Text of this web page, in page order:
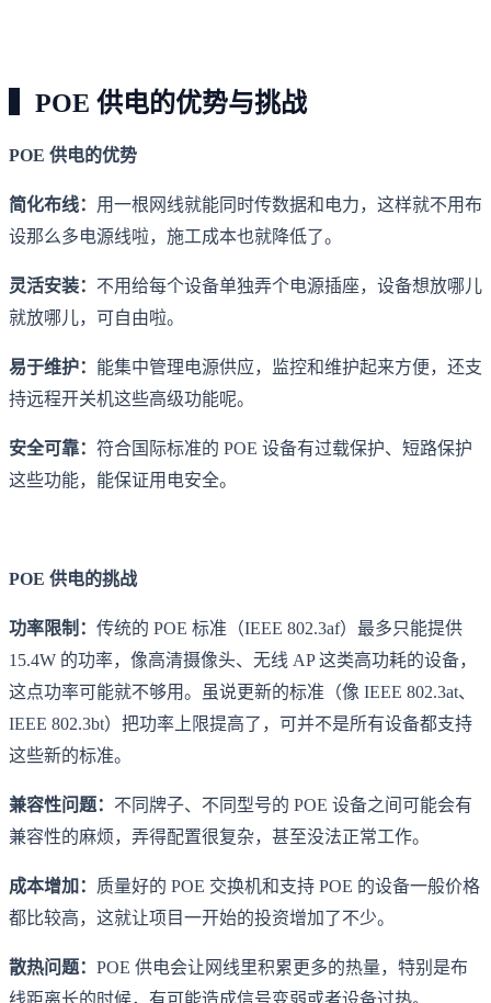
▍POE 供电的优势与挑战
POE 供电的优势
简化布线： 用一根网线就能同时传数据和电力，这样就不用布
设那么多电源线啦，施工成本也就降低了。
灵活安装： 不用给每个设备单独弄个电源插座，设备想放哪儿
就放哪儿，可自由啦。
易于维护： 能集中管理电源供应，监控和维护起来方便，还支
持远程开关机这些高级功能呢。
安全可靠： 符合国际标准的 POE 设备有过载保护、短路保护
这些功能，能保证用电安全。
POE 供电的挑战
功率限制： 传统的 POE 标准（IEEE 802.3af）最多只能提供
15.4W 的功率，像高清摄像头、无线 AP 这类高功耗的设备，
这点功率可能就不够用。虽说更新的标准（像 IEEE 802.3at、
IEEE 802.3bt）把功率上限提高了，可并不是所有设备都支持
这些新的标准。
兼容性问题： 不同牌子、不同型号的 POE 设备之间可能会有
兼容性的麻烦，弄得配置很复杂，甚至没法正常工作。
成本增加： 质量好的 POE 交换机和支持 POE 的设备一般价格
都比较高，这就让项目一开始的投资增加了不少。
散热问题： POE 供电会让网线里积累更多的热量，特别是布
线距离长的时候，有可能造成信号变弱或者设备过热。